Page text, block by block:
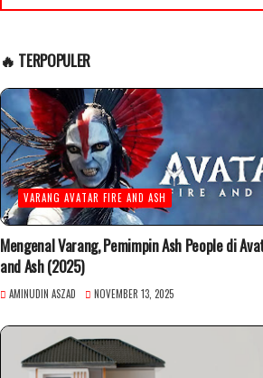
🔥 TERPOPULER
VARANG AVATAR FIRE AND ASH
Mengenal Varang, Pemimpin Ash People di
and Ash (2025)
AMINUDIN ASZAD NOVEMBER 13, 2025